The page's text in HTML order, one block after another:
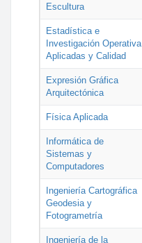
Escultura
Estadística e
Investigación Operativa
Aplicadas y Calidad
Expresión Gráfica
Arquitectónica
Física Aplicada
Informática de
Sistemas y
Computadores
Ingeniería Cartográfica
Geodesia y
Fotogrametría
Ingeniería de la